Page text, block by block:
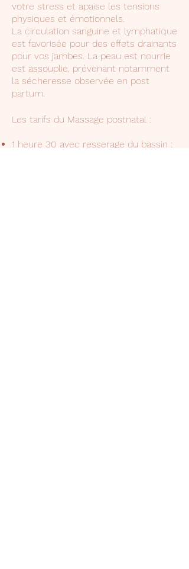
votre stress et apaise les tensions
physiques et émotionnels.
La circulation sanguine et lymphatique
est favorisée pour des effets drainants
pour vos jambes. La peau est nourrie
est assouplie, prévenant notamment
la sécheresse observée en post
partum.
Les tarifs du Massage postnatal :​
1 heure 30 avec resserage du bassin :